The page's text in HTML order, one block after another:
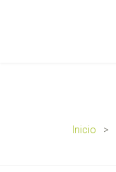
Inicio